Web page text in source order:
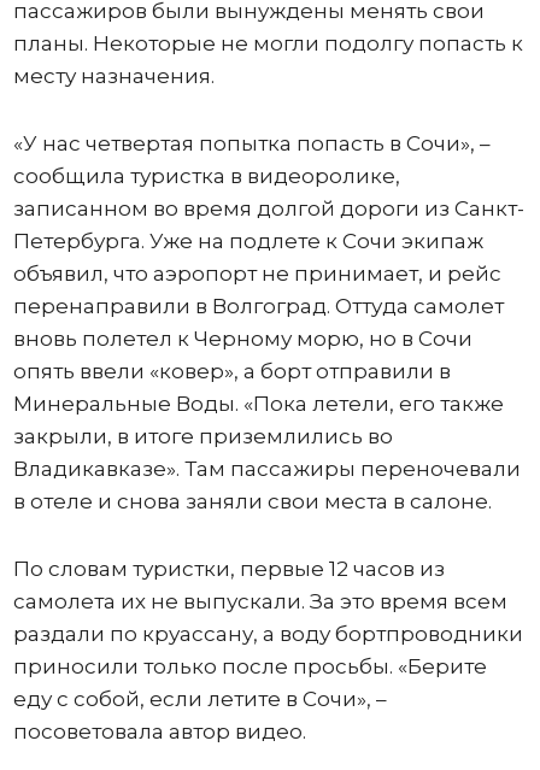
пассажиров были вынуждены менять свои
планы. Некоторые не могли подолгу попасть к
месту назначения.
«У нас четвертая попытка попасть в Сочи», –
сообщила туристка в видеоролике,
записанном во время долгой дороги из Санкт-
Петербурга. Уже на подлете к Сочи экипаж
объявил, что аэропорт не принимает, и рейс
перенаправили в Волгоград. Оттуда самолет
вновь полетел к Черному морю, но в Сочи
опять ввели «ковер», а борт отправили в
Минеральные Воды. «Пока летели, его также
закрыли, в итоге приземлились во
Владикавказе». Там пассажиры переночевали
в отеле и снова заняли свои места в салоне.
По словам туристки, первые 12 часов из
самолета их не выпускали. За это время всем
раздали по круассану, а воду бортпроводники
приносили только после просьбы. «Берите
еду с собой, если летите в Сочи», –
посоветовала автор видео.